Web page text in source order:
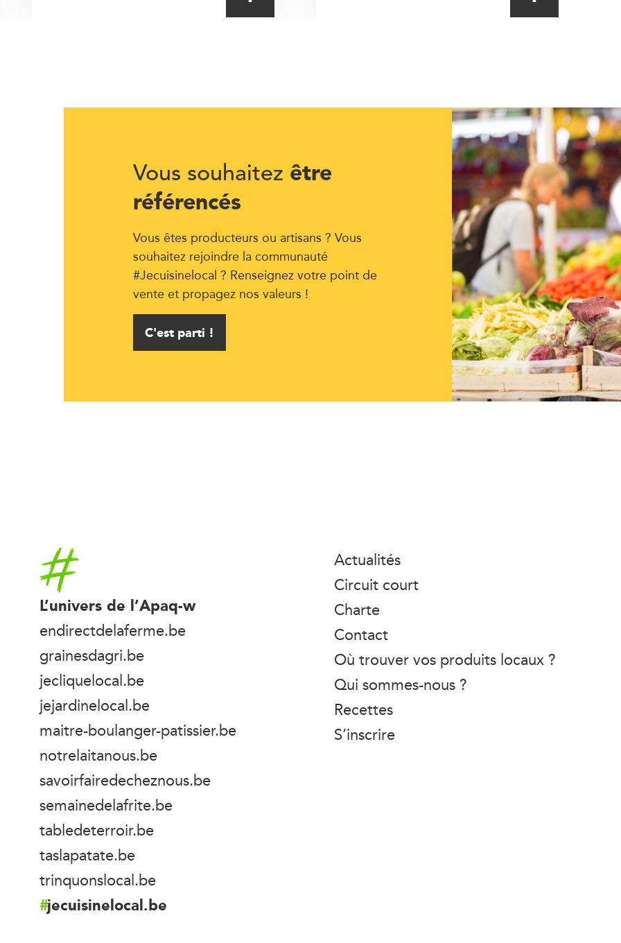
Vous souhaitez être
référencés
Vous êtes producteurs ou artisans ? Vous
souhaitez rejoindre la communauté
#Jecuisinelocal ? Renseignez votre point de
vente et propagez nos valeurs !
C'est parti !
Accueil
L’univers de l’Apaq-w
endirectdelaferme.be
grainesdagri.be
jecliquelocal.be
jejardinelocal.be
maitre-boulanger-patissier.be
notrelaitanous.be
savoirfairedecheznous.be
semainedelafrite.be
tabledeterroir.be
taslapatate.be
trinquonslocal.be
jecuisinelocal.be
Actualités
Circuit court
Charte
Contact
Où trouver vos produits locaux ?
Qui sommes-nous ?
Recettes
S’inscrire